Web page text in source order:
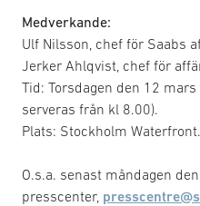
Medverkande:
Ulf Nilsson, chef för Saabs
Jerker Ahlqvist, chef för
Tid: Torsdagen den 12
serveras från kl 8.00).
Plats: Stockholm Waterfront.
O.s.a. senast måndagen
presscenter,